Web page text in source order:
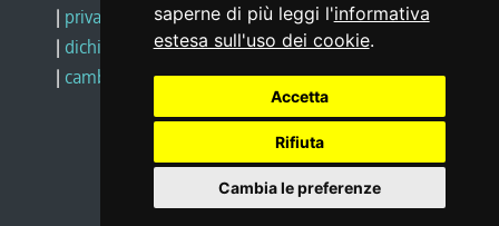
saperne di più leggi l'informativa
estesa sull'uso dei cookie.
Accetta
Rifiuta
Cambia le preferenze
| privacy
social media policy
| dichiarazione di accessibilità |feedback
| cambio preferenze cookie
Realizzato da